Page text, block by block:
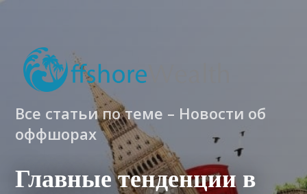
Все статьи по теме – Новости об
оффшорах
Главные тенденции в